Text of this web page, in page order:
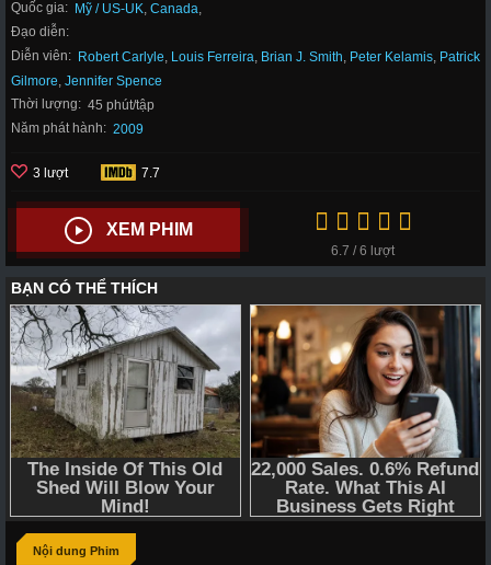
Quốc gia: Mỹ / US-UK, Canada,
Đạo diễn:
Diễn viên: Robert Carlyle, Louis Ferreira, Brian J. Smith, Peter Kelamis, Patrick
Gilmore, Jennifer Spence
Thời lượng: 45 phút/tập
Năm phát hành: 2009
3 lượt 7.7
XEM PHIM
6.7 / 6 lượt
Nội dung Phim